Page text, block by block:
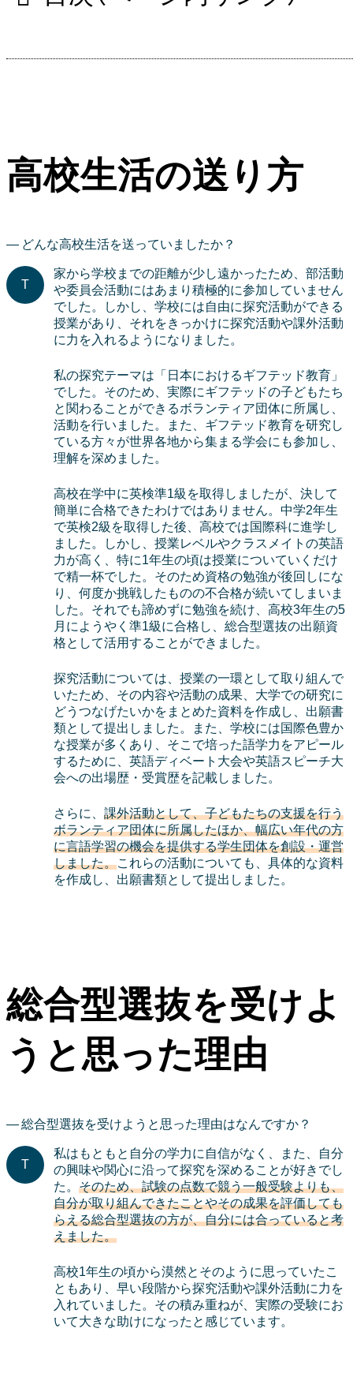
高校生活の送り方
どんな高校生活を送っていましたか？
家から学校までの距離が少し遠かったため、部活動
や委員会活動にはあまり積極的に参加していません
でした。しかし、学校には自由に探究活動ができる
授業があり、それをきっかけに探究活動や課外活動
に力を入れるようになりました。
私の探究テーマは「日本におけるギフテッド教育」
でした。そのため、実際にギフテッドの子どもたち
と関わることができるボランティア団体に所属し、
活動を行いました。また、ギフテッド教育を研究し
ている方々が世界各地から集まる学会にも参加し、
理解を深めました。
高校在学中に英検準1級を取得しましたが、決して
簡単に合格できたわけではありません。中学2年生
で英検2級を取得した後、高校では国際科に進学し
ました。しかし、授業レベルやクラスメイトの英語
力が高く、特に1年生の頃は授業についていくだけ
で精一杯でした。そのため資格の勉強が後回しにな
り、何度か挑戦したものの不合格が続いてしまいま
した。それでも諦めずに勉強を続け、高校3年生の5
月にようやく準1級に合格し、総合型選抜の出願資
格として活用することができました。
探究活動については、授業の一環として取り組んで
いたため、その内容や活動の成果、大学での研究に
どうつなげたいかをまとめた資料を作成し、出願書
類として提出しました。また、学校には国際色豊か
な授業が多くあり、そこで培った語学力をアピール
するために、英語ディベート大会や英語スピーチ大
会への出場歴・受賞歴を記載しました。
さらに、 課外活動として、子どもたちの支援を行う
ボランティア団体に所属したほか、幅広い年代の方
に言語学習の機会を提供する学生団体を創設・運営
しました。これらの活動についても、具体的な資料
を作成し、出願書類として提出しました。
総合型選抜を受けよ
うと思った理由
総合型選抜を受けようと思った理由はなんですか？
私はもともと自分の学力に自信がなく、また、自分
の興味や関心に沿って探究を深めることが好きでし
た。 そのため、試験の点数で競う一般受験よりも、
自分が取り組んできたことやその成果を評価しても
らえる総合型選抜の方が、自分には合っていると考
えました。
高校1年生の頃から漠然とそのように思っていたこ
ともあり、早い段階から探究活動や課外活動に力を
入れていました。その積み重ねが、実際の受験にお
いて大きな助けになったと感じています。